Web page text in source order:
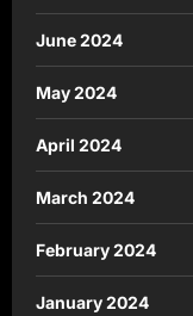
June 2024
May 2024
April 2024
March 2024
February 2024
January 2024